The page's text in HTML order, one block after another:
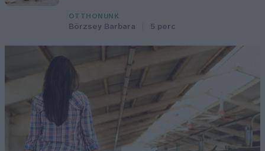
OTTHONUNK
Börzsey Barbara 5 perc